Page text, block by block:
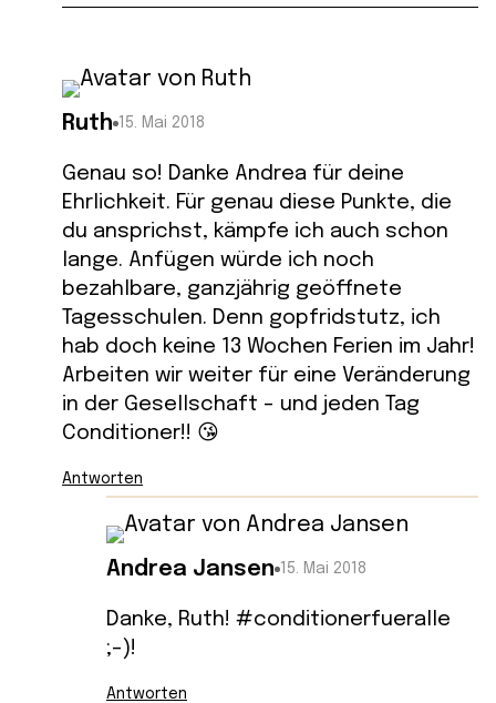
Ruth 15. Mai 2018
Genau so! Danke Andrea für deine
Ehrlichkeit. Für genau diese Punkte, die
du ansprichst, kämpfe ich auch schon
lange. Anfügen würde ich noch
bezahlbare, ganzjährig geöffnete
Tagesschulen. Denn gopfridstutz, ich
hab doch keine 13 Wochen Ferien im Jahr!
Arbeiten wir weiter für eine Veränderung
in der Gesellschaft – und jeden Tag
Conditioner!! 😘
Antworten
Andrea Jansen 15. Mai 2018
Danke, Ruth! #conditionerfueralle
;-)!
Antworten